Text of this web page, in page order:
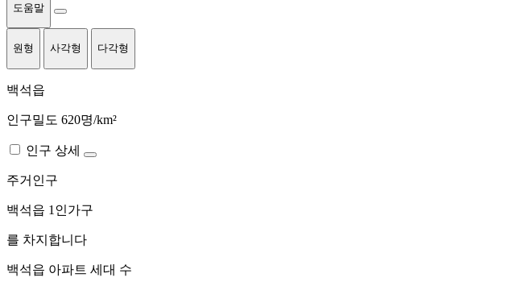
도움말
원형 사각형 다각형
백석읍
인구밀도 620명/km²
인구 상세
주거인구
백석읍 1인가구
를 차지합니다
백석읍 아파트 세대 수